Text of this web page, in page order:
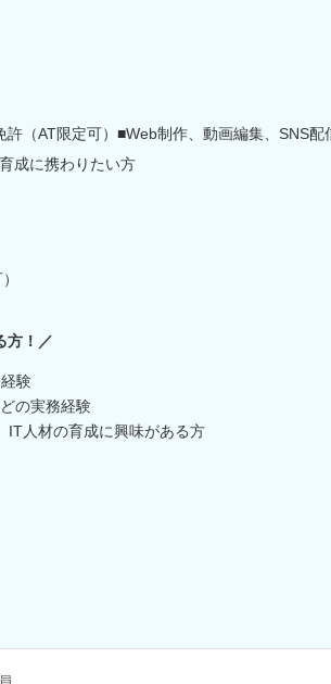
（AT限定可）■Web制作、動画編集、SNS配
成に携わりたい方
方！／
験
の実務経験
IT人材の育成に興味がある方